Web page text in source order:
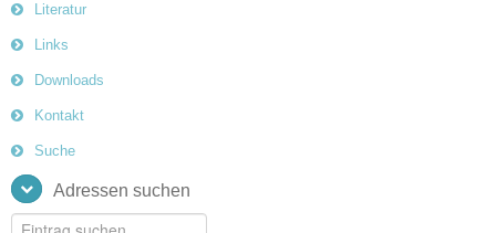
Literatur
Links
Downloads
Kontakt
Suche
Adressen suchen